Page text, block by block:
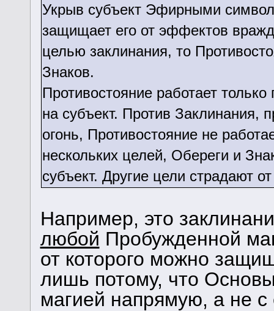
Укрыв субъект Эфирными
защищает его от эффектов
целью заклинания, то
Знаков.
Противостояние работает
на субъект. Против Заклинания,
огонь, Противостояние не
нескольких целей, Обереги и
субъект. Другие цели страдают
Например, это
любой Пробужденной
от которого можно
лишь потому, что
магией напрямую, а не